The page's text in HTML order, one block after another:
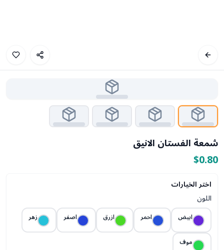
شمعة الفستان الانيق
$0.80
اختر الخيارات
اللون
ابيض احمر ازرق اصفر
زهر
موف